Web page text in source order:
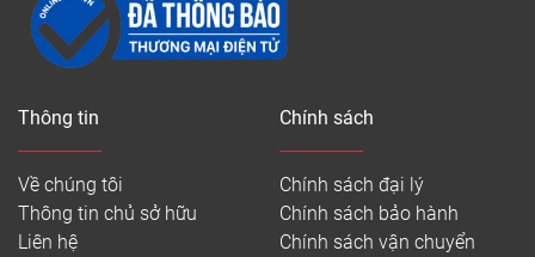
Thông tin
Về chúng tôi
Thông tin chủ sở hữu
Liên hệ
Chính sách
Chính sách đại lý
Chính sách bảo hành
Chính sách vận chuyển